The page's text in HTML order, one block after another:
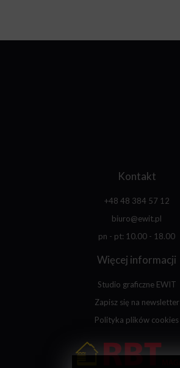
Kontakt
+48 48 384 57 12
biuro@ewit.pl
pn - pt: 10.00 - 18.00
Więcej informacji
Studio graficzne EWIT
Zapisz się na newsletter
Polityka plików cookies